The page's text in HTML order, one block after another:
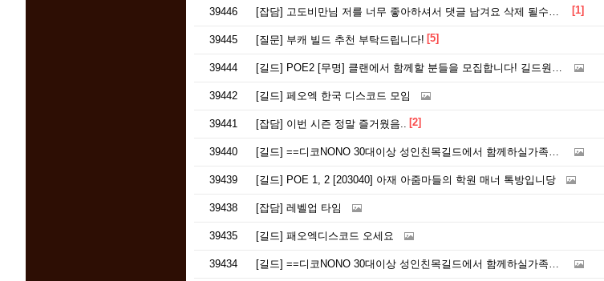
39446 [잡담] 고도비만님 저를 너무 좋아하셔서 댓글 남겨요 삭제 될수도 있지만요. [1]
39445 [질문] 부캐 빌드 추천 부탁드립니다! [5]
39444 [길드] POE2 [무명] 클랜에서 함께할 분들을 모집합니다! 길드원40명
39442 [길드] 페오엑 한국 디스코드 모임
39441 [잡담] 이번 시즌 정말 즐거웠음.. [2]
39440 [길드] ==디코NONO 30대이상 성인친목길드에서 함께하실가족분 모셔요==
39439 [길드] POE 1, 2 [203040] 아재 아줌마들의 학원 매너 톡방입니당
39438 [잡담] 레벨업 타임
39435 [길드] 패오엑디스코드 오세요
39434 [길드] ==디코NONO 30대이상 성인친목길드에서 함께하실가족분 모셔요==